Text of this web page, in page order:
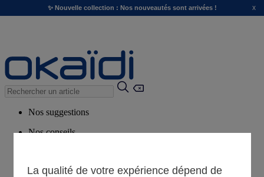
✨ Nouvelle collection : Nos nouveautés sont arrivées ! x
Nos suggestions
Nos conseils
La qualité de votre expérience dépend de